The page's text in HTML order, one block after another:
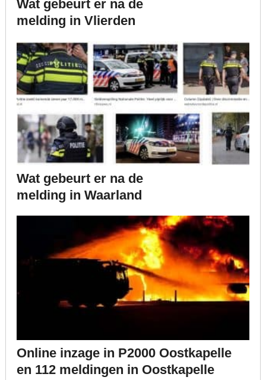
Wat gebeurt er na de
melding in Vlierden
Wat gebeurt er na de
melding in Waarland
Online inzage in P2000 Oostkapelle
en 112 meldingen in Oostkapelle